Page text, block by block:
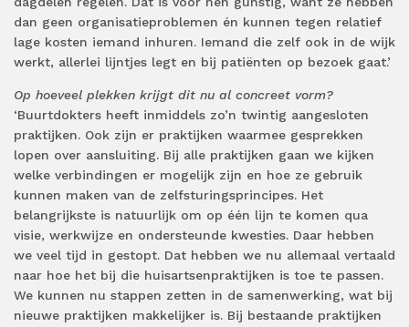
dan geen organisatieproblemen én kunnen tegen relatief
lage kosten iemand inhuren. Iemand die zelf ook in de wijk
werkt, allerlei lijntjes legt en bij patiënten op bezoek gaat.’
Op hoeveel plekken krijgt dit nu al concreet vorm?
‘Buurtdokters heeft inmiddels zo’n twintig aangesloten
praktijken. Ook zijn er praktijken waarmee gesprekken
lopen over aansluiting. Bij alle praktijken gaan we kijken
welke verbindingen er mogelijk zijn en hoe ze gebruik
kunnen maken van de zelfsturingsprincipes. Het
belangrijkste is natuurlijk om op één lijn te komen qua
visie, werkwijze en ondersteunde kwesties. Daar hebben
we veel tijd in gestopt. Dat hebben we nu allemaal vertaald
naar hoe het bij die huisartsenpraktijken is toe te passen.
We kunnen nu stappen zetten in de samenwerking, wat bij
nieuwe praktijken makkelijker is. Bij bestaande praktijken